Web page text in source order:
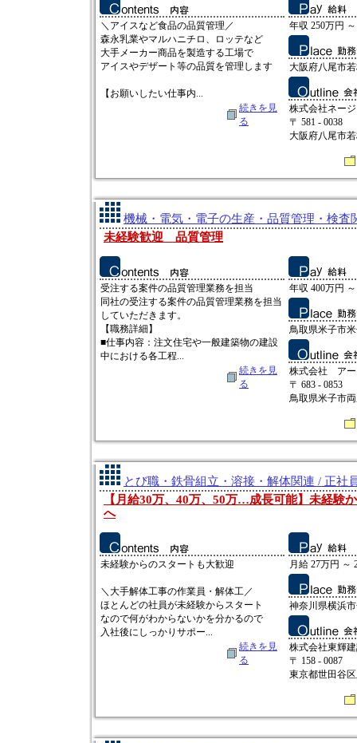
＼アイスなど食品の品質管理／
森永乳業やマルハニチロ、ロッテなど
大手メーカー商品を製造する工場で
アイスやデザート等の品質を管理します
【お願いしたい仕事内...
続きを見
る
年収 250万円
大阪府八尾市
株式会社ネー
〒 581 - 0038
大阪府八尾市
機械・電気・電子の生産・品質管理・検査
未経験歓迎 品質管理
受注する案件の品質管理業務を担当
同社の受注する案件の品質管理業務を担当
していただきます。
【職務詳細】
■仕事内容：注文住宅や一般建築物の建設
中における各工程...
続きを見
る
年収 400万円
鳥取県米子市
株式会社 アー
〒 683 - 0853
鳥取県米子市
とび職・鉄骨組立・溶接・解体関連 / 正社
【月給30万、40万、50万…成長可能】未経験
へ
未経験からのスタートも大歓迎
＼大手解体工事の作業員・解体工／
ほとんどの社員が未経験からスタート
なので何がわからないかを分かるので
入社後にしっかりサポー...
続きを見
る
月給 27万円 ～
神奈川県横浜
株式会社東輝
〒 158 - 0087
東京都世田谷